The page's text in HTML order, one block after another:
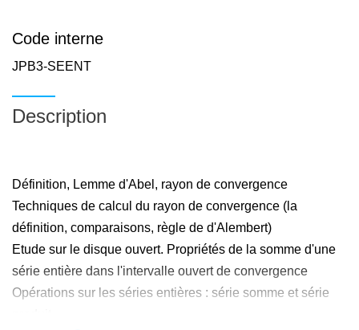
Code interne
JPB3-SEENT
Description
Définition, Lemme d'Abel, rayon de convergence
Techniques de calcul du rayon de convergence (la
définition, comparaisons, règle de d'Alembert)
Etude sur le disque ouvert. Propriétés de la somme d'une
série entière dans l'intervalle ouvert de convergence
Opérations sur les séries entières : série somme et série